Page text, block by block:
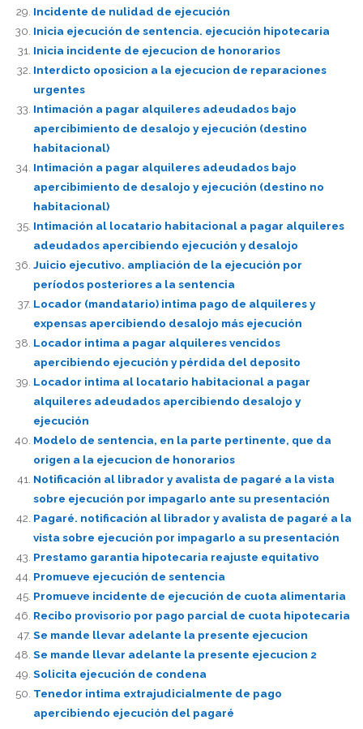
Incidente de nulidad de ejecución
Inicia ejecución de sentencia. ejecución hipotecaria
Inicia incidente de ejecucion de honorarios
Interdicto oposicion a la ejecucion de reparaciones
urgentes
Intimación a pagar alquileres adeudados bajo
apercibimiento de desalojo y ejecución (destino
habitacional)
Intimación a pagar alquileres adeudados bajo
apercibimiento de desalojo y ejecución (destino no
habitacional)
Intimación al locatario habitacional a pagar alquileres
adeudados apercibiendo ejecución y desalojo
Juicio ejecutivo. ampliación de la ejecución por
períodos posteriores a la sentencia
Locador (mandatario) intima pago de alquileres y
expensas apercibiendo desalojo más ejecución
Locador intima a pagar alquileres vencidos
apercibiendo ejecución y pérdida del deposito
Locador intima al locatario habitacional a pagar
alquileres adeudados apercibiendo desalojo y
ejecución
Modelo de sentencia, en la parte pertinente, que da
origen a la ejecucion de honorarios
Notificación al librador y avalista de pagaré a la vista
sobre ejecución por impagarlo ante su presentación
Pagaré. notificación al librador y avalista de pagaré a la
vista sobre ejecución por impagarlo a su presentación
Prestamo garantia hipotecaria reajuste equitativo
Promueve ejecución de sentencia
Promueve incidente de ejecución de cuota alimentaria
Recibo provisorio por pago parcial de cuota hipotecaria
Se mande llevar adelante la presente ejecucion
Se mande llevar adelante la presente ejecucion 2
Solicita ejecución de condena
Tenedor intima extrajudicialmente de pago
apercibiendo ejecución del pagaré